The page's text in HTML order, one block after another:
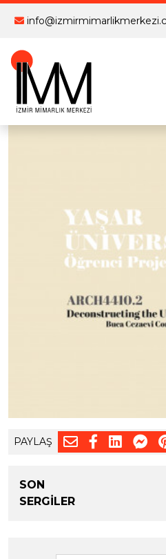
PAYLAŞ
SON
SERGİLER